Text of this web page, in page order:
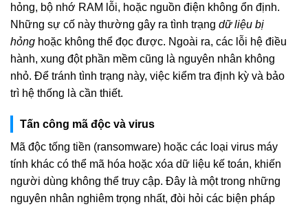
hỏng, bộ nhớ RAM lỗi, hoặc nguồn điện không ổn định.
Những sự cố này thường gây ra tình trạng dữ liệu bị
hỏng hoặc không thể đọc được. Ngoài ra, các lỗi hệ điều
hành, xung đột phần mềm cũng là nguyên nhân không
nhỏ. Để tránh tình trạng này, việc kiểm tra định kỳ và bảo
trì hệ thống là cần thiết.
Tấn công mã độc và virus
Mã độc tống tiền (ransomware) hoặc các loại virus máy
tính khác có thể mã hóa hoặc xóa dữ liệu kế toán, khiến
người dùng không thể truy cập. Đây là một trong những
nguyên nhân nghiêm trọng nhất, đòi hỏi các biện pháp